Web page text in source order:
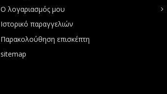
Ο λογαριασμός μου
Ιστορικό παραγγελιών
Παρακολούθηση επισκέπτη
sitemap